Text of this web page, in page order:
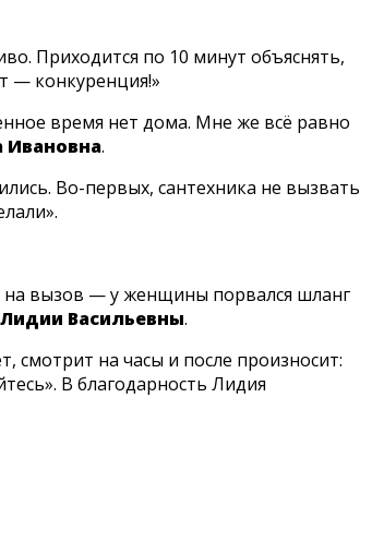
Приходится по 10 минут объяснять,
— конкуренция!»
время нет дома. Мне же всё равно
.
Во-первых, сантехника не вызвать
на вызов — у женщины порвался шланг
Лидии Васильевны.
смотрит на часы и после произносит:
В благодарность Лидия